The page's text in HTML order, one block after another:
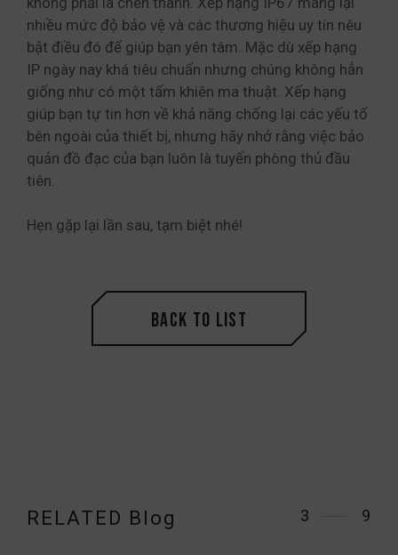
nhiều mức độ bảo vệ và các thương hiệu uy tín nêu
bật điều đó để giúp bạn yên tâm. Mặc dù xếp hạng
IP ngày nay khá tiêu chuẩn nhưng chúng không hẳn
giống như có một tấm khiên ma thuật. Xếp hạng
giúp bạn tự tin hơn về khả năng chống lại các yếu tố
bên ngoài của thiết bị, nhưng hãy nhớ rằng việc bảo
quản đồ đạc của bạn luôn là tuyến phòng thủ đầu
tiên.
Hẹn gặp lại lần sau, tạm biệt nhé!
Back to List
RELATED Blog 3 9